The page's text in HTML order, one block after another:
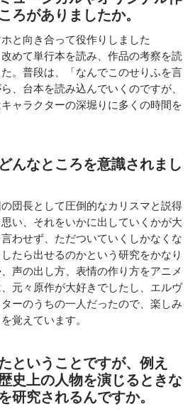
ろがありましたか。
と向き合って役作りしました
改めて単行本を読み、作品の考察を読
。普段は、「なんでこのせりふを言
、台本を読み込んでいくのですが、
ャラクターの深堀りに多くの時間を
んなところを意識されまし
団長として圧倒的なカリスマと説得
い、それをいかに出していくかが大
わせず、ただついていくしかなくな
たら出せるのかという研究をかなり
声の出し方、表情の作り方をアニメ
元々原作が大好きでしたし、エルヴ
ーのうちの一人だったので、楽しみ
覚えています。
ということですが、 例え
史上の人物を演じるときな
研究されるんですか。